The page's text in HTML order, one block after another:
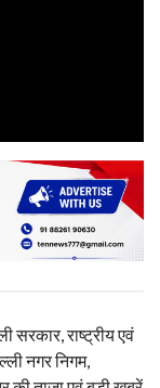
सरकार, राष्ट्रीय एवं
नगर निगम,